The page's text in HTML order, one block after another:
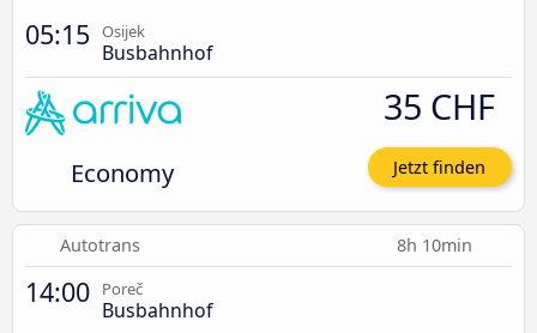
05:15 Osijek
Busbahnhof
Economy
35 CHF
Jetzt finden
Autotrans 8h 10min
14:00 Poreč
Busbahnhof